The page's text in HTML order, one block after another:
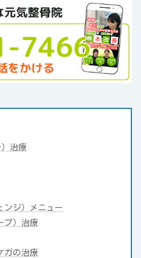
）治療
ンジ）メニュー
プ）治療
ガの治療